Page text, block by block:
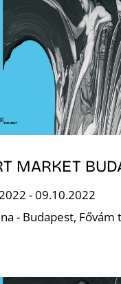
MARKET
- 09.10.2022
- Budapest, Fővám